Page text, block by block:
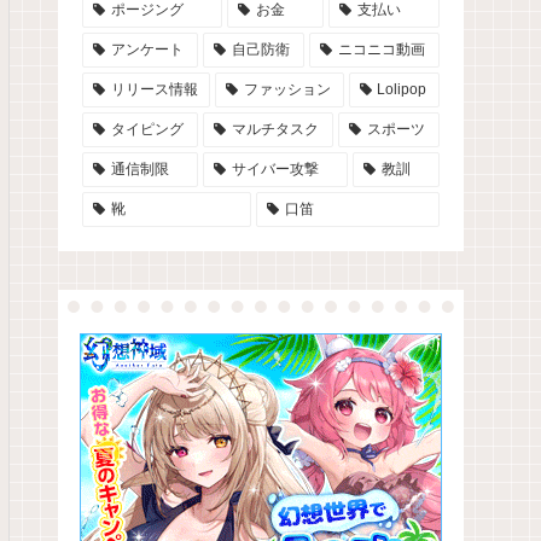
ポージング お金 支払い
アンケート 自己防衛 ニコニコ動画
リリース情報 ファッション Lolipop
タイピング マルチタスク スポーツ
通信制限 サイバー攻撃 教訓
靴 口笛